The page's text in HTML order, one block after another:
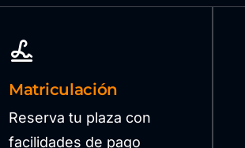
Matriculación
Reserva tu plaza con
facilidades de pago